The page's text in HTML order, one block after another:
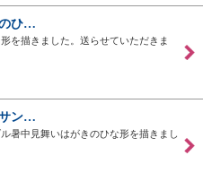
ひ…
を描きました。送らせていただきま
ン…
暑中見舞いはがきのひな形を描きまし